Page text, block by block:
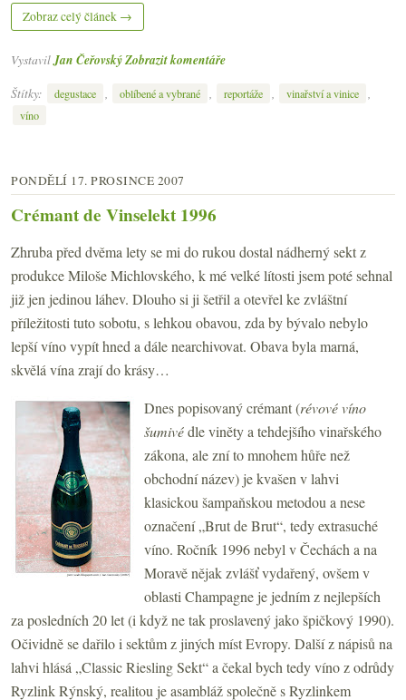
Zobraz celý článek →
VystavilJan ČeřovskýZobrazit komentáře
Štítky:
degustace , oblíbené a vybrané , reportáže , vinařství a vinice ,
víno
PONDĚLÍ 17. PROSINCE 2007
Crémant de Vinselekt 1996
Zhruba před dvěma lety se mi do rukou dostal nádherný sekt z
produkce Miloše Michlovského, k mé velké lítosti jsem poté sehnal
již jen jedinou láhev. Dlouho si ji šetřil a otevřel ke zvláštní
příležitosti tuto sobotu, s lehkou obavou, zda by bývalo nebylo
lepší víno vypít hned a dále nearchivovat. Obava byla marná,
skvělá vína zrají do krásy…
Dnes popisovaný crémant (révové víno
šumivédle viněty a tehdejšího vinařského
zákona, ale zní to mnohem hůře než
obchodní název) je kvašen v lahvi
klasickou šampaňskou metodou a nese
označení „Brut de Brut“, tedy extrasuché
víno. Ročník 1996 nebyl v Čechách a na
Moravě nějak zvlášť vydařený, ovšem v
oblasti Champagne je jedním z nejlepších
za posledních 20 let (i když ne tak proslavený jako špičkový 1990).
Očividně se dařilo i sektům z jiných míst Evropy. Další z nápisů na
lahvi hlásá „Classic Riesling Sekt“ a čekal bych tedy víno z odrůdy
Ryzlink Rýnský, realitou je asambláž společně s Ryzlinkem